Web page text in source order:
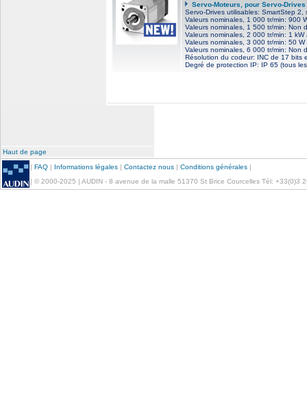
Servo-Moteurs, pour Servo-
Servo-Drives utilisables: SmartStep 2,
Valeurs nominales, 1 000 tr/min: 900
Valeurs nominales, 1 500 tr/min: Non
Valeurs nominales, 2 000 tr/min: 1
Valeurs nominales, 3 000 tr/min: 50
Valeurs nominales, 6 000 tr/min: Non
Résolution du codeur: INC de 17 bits
Degré de protection IP: IP 65 (tous
Haut de page
| FAQ | Informations légales | Contactez nous | Conditions générales |
| © 2000-2025 | AUDIN - 8 avenue de la malle 51370 St Brice Courcelles Tél: